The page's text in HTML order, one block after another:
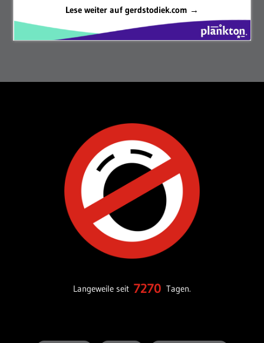
Lese weiter auf gerdstodiek.com →
Langeweile seit 7270 Tagen.